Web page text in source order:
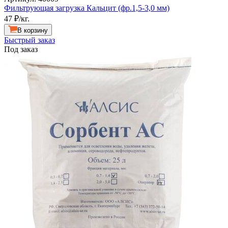
Фильтрующая загрузка Кальцит (фр.1,5-3,0 мм)
47 ₽/кг.
В корзину
Быстрый заказ
Под заказ